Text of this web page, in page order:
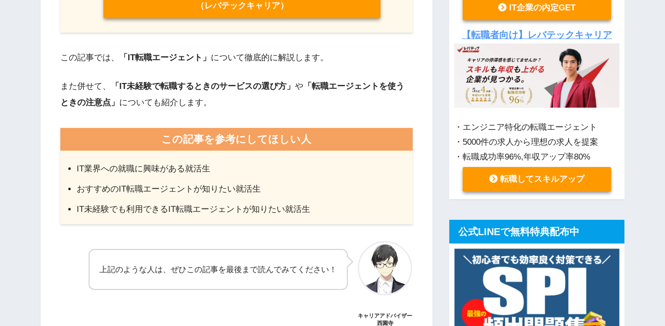
（レバテックキャリア）
この記事では、 「IT転職エージェント」 について徹底的に解説します。
また併せて、 「IT未経験で転職するときのサービスの選び方」 や 「転職エージェントを使う
ときの注意点」 についても紹介します。
この記事を参考にしてほしい人
IT業界への就職に興味がある就活生
おすすめのIT転職エージェントが知りたい就活生
IT未経験でも利用できるIT転職エージェントが知りたい就活生
上記のような人は、ぜひこの記事を最後まで読んでみてください！
キャリアアドバイザー
西園寺
IT企業の内定GET
【転職者向け】レバテックキャリア
・エンジニア特化の転職エージェント
・5000件の求人から理想の求人を提案
・転職成功率96%,年収アップ率80%
転職してスキルアップ
公式LINEで無料特典配布中